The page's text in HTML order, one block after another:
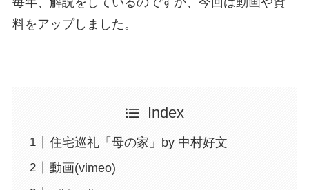
料をアップしました。
Index
住宅巡礼「母の家」by 中村好文
動画(vimeo)